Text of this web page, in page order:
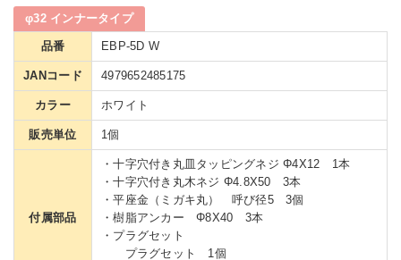
φ32 インナータイプ
品番 EBP-5D W
JANコード 4979652485175
カラー ホワイト
販売単位 1個
付属部品
・十字穴付き丸皿タッピングネジ Φ4X12 1本
・十字穴付き丸木ネジ Φ4.8X50 3本
・平座金（ミガキ丸） 呼び径5 3個
・樹脂アンカー Φ8X40 3本
・プラグセット
プラグセット 1個